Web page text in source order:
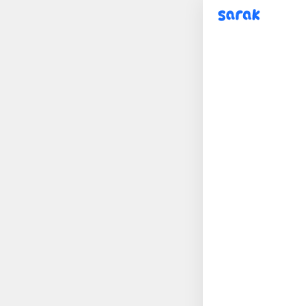
sarak